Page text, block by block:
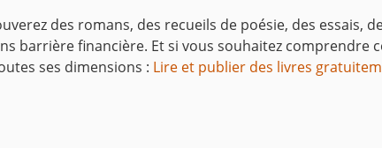
des romans, des recueils de poésie, des essais,
barrière financière. Et si vous souhaitez comprendre
ses dimensions : Lire et publier des livres